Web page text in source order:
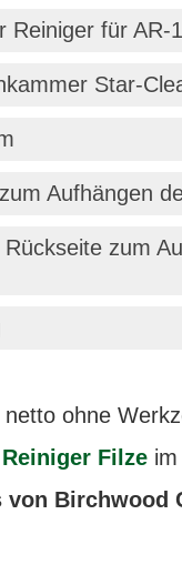
für AR-
Star-
Aufhängen
zum
ohne
Filze
Birchwood